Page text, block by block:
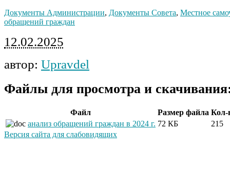
Документы Администрации, Документы Совета, Местное
обращений граждан
12.02.2025
автор: Upravdel
Файлы для просмотра и
Файл Размер файла Кол-
анализ обращений граждан в 2024 г. 72 КБ
215
Версия сайта для слабовидящих